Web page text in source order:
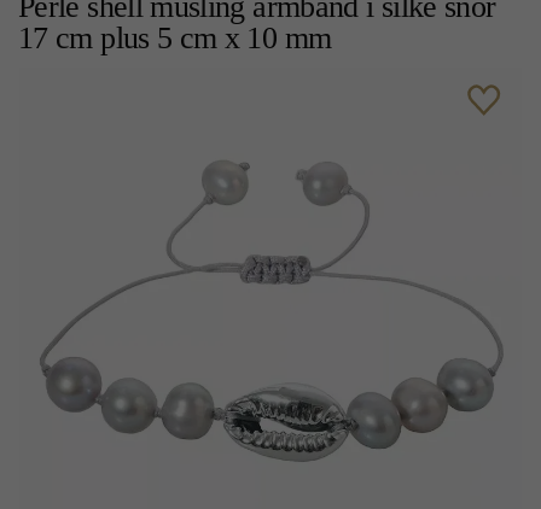
17 cm plus 5 cm x 10 mm